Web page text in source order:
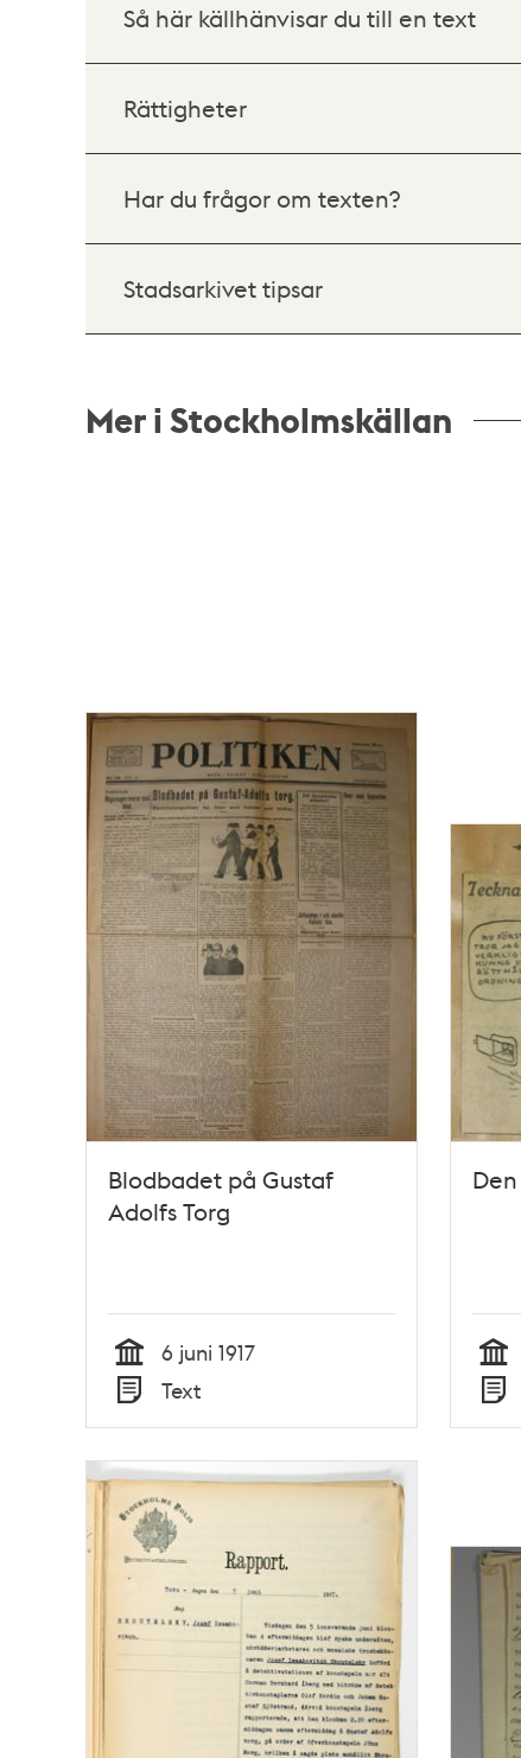
Så här källhänvisar du till en text
Rättigheter
Har du frågor om texten?
Stadsarkivet tipsar
Mer i Stockholmskällan
Blodbadet på Gustaf
Adolfs Torg
Tid
6 juni 1917
Typ
Text Tid
Typ